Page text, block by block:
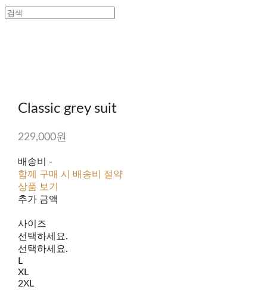
Classic grey suit
229,000원
배송비 -
함께 구매 시 배송비 절약
상품 보기
추가 금액
사이즈
선택하세요.
선택하세요.
L
XL
2XL